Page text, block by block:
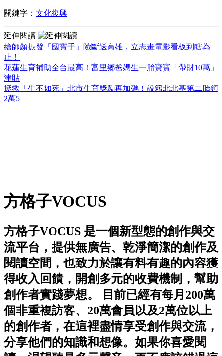
關鍵字： 文化復興
延伸閱讀
繪師顏振發「國寶手」險斷送高雄，立志畫電影看板到瞎為
止！
花蓮生育補助全台最高！富里鄉爸媽生一胎寶寶「帶財10萬」
津貼
拯救「生不如死」北市生育獎勵再加碼！設籍北北基第二胎領
2萬5
方格子VOCUS
方格子VOCUS 是一個新型態的創作與交
流平台，提供無廣告、乾淨簡潔的創作及
閱讀空間，也致力於讓有料有趣的內容獲
得收入回饋，開創多元的收費機制，幫助
創作者實踐夢想。 目前已經有每月200萬
個非重複訪客、20萬會員以及2萬位以上
的創作者，在這裡盡情享受創作與交流，
分享他們的知識和想像。如果你喜愛閱